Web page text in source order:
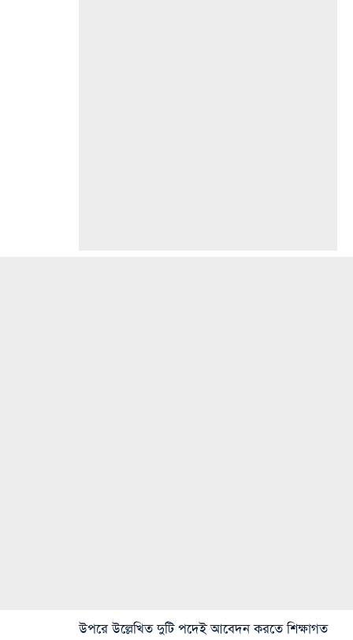
উপরে উল্লেখিত দুটি পদেই আবেদন করতে শিক্ষাগত